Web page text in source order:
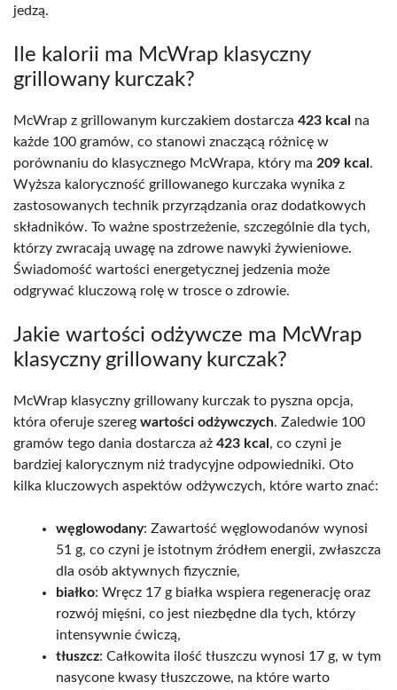
jedzą.
Ile kalorii ma McWrap klasyczny
grillowany kurczak?
McWrap z grillowanym kurczakiem dostarcza 423 kcal na
każde 100 gramów, co stanowi znaczącą różnicę w
porównaniu do klasycznego McWrapa, który ma 209 kcal .
Wyższa kaloryczność grillowanego kurczaka wynika z
zastosowanych technik przyrządzania oraz dodatkowych
składników. To ważne spostrzeżenie, szczególnie dla tych,
którzy zwracają uwagę na zdrowe nawyki żywieniowe.
Świadomość wartości energetycznej jedzenia może
odgrywać kluczową rolę w trosce o zdrowie.
Jakie wartości odżywcze ma McWrap
klasyczny grillowany kurczak?
McWrap klasyczny grillowany kurczak to pyszna opcja,
która oferuje szereg wartości odżywczych. Zaledwie 100
gramów tego dania dostarcza aż 423 kcal , co czyni je
bardziej kalorycznym niż tradycyjne odpowiedniki. Oto
kilka kluczowych aspektów odżywczych, które warto znać:
węglowodany: Zawartość węglowodanów wynosi
51 g, co czyni je istotnym źródłem energii, zwłaszcza
dla osób aktywnych fizycznie,
białko: Wręcz 17 g białka wspiera regenerację oraz
rozwój mięśni, co jest niezbędne dla tych, którzy
intensywnie ćwiczą,
tłuszcz: Całkowita ilość tłuszczu wynosi 17 g, w tym
nasycone kwasy tłuszczowe, na które warto